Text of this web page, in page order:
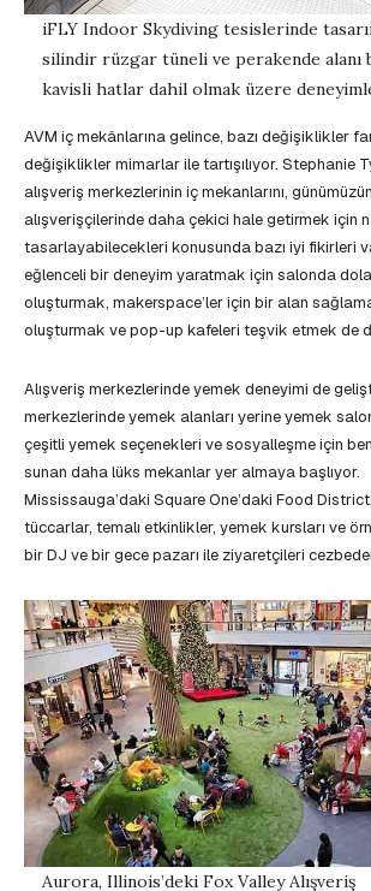
iFLY Indoor Skydiving tesislerinde
silindir rüzgar tüneli ve perakende alanı
kavisli hatlar dahil olmak üzere
AVM iç mekânlarına gelince, bazı değişiklikler
değişiklikler mimarlar ile tartışılıyor. Stephanie
alışveriş merkezlerinin iç mekanlarını, günümüzün
alışverişçilerinde daha çekici hale getirmek için
tasarlayabilecekleri konusunda bazı iyi fikirleri
eğlenceli bir deneyim yaratmak için salonda
oluşturmak, makerspace’ler için bir alan
oluşturmak ve pop-up kafeleri teşvik etmek de
Alışveriş merkezlerinde yemek deneyimi de
merkezlerinde yemek alanları yerine yemek
çeşitli yemek seçenekleri ve sosyalleşme için
sunan daha lüks mekanlar yer almaya başlıyor.
Mississauga’daki Square One’daki Food
tüccarlar, temalı etkinlikler, yemek kursları ve
bir DJ ve bir gece pazarı ile ziyaretçileri
Aurora, Illinois’deki Fox Valley Alışveriş